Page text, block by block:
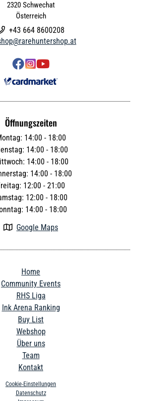
2320 Schwechat
Österreich
+43 664 8600208

Öffnungszeiten
14:00 - 18:00
14:00 - 18:00
14:00 - 18:00
14:00 - 18:00
12:00 - 21:00
12:00 - 18:00
14:00 - 18:00
 Google Maps
Home
Community Events
RHS Liga
Ink Arena Ranking
Buy List
Webshop
Über uns
Team
Kontakt
Cookie-Einstellungen
Datenschutz